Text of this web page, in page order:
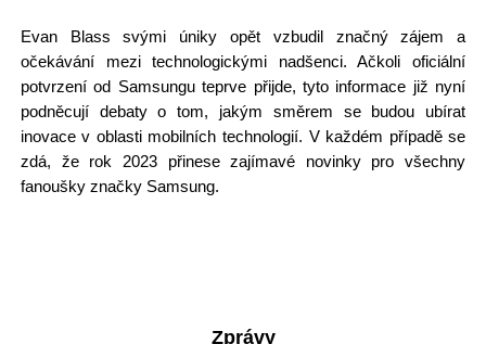
Evan Blass svými úniky opět vzbudil značný zájem a
očekávání mezi technologickými nadšenci. Ačkoli oficiální
potvrzení od Samsungu teprve přijde, tyto informace již nyní
podněcují debaty o tom, jakým směrem se budou ubírat
inovace v oblasti mobilních technologií. V každém případě se
zdá, že rok 2023 přinese zajímavé novinky pro všechny
fanoušky značky Samsung.
Zprávy